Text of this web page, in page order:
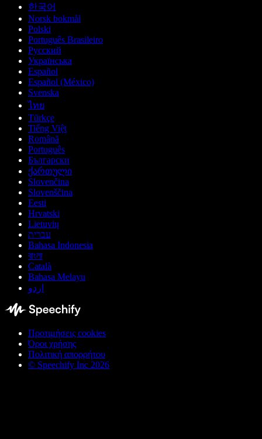
한국어
Norsk bokmål
Polski
Português Brasileiro
Русский
Українська
Español
Español (México)
Svenska
ไทย
Türkçe
Tiếng Việt
Română
Português
Български
ქართული
Slovenčina
Slovenščina
Eesti
Hrvatski
Lietuvių
עברית
Bahasa Indonesia
বাংলা
Català
Bahasa Melayu
اردو
Προτιμήσεις cookies
Όροι χρήσης
Πολιτική απορρήτου
© Speechify Inc 2026